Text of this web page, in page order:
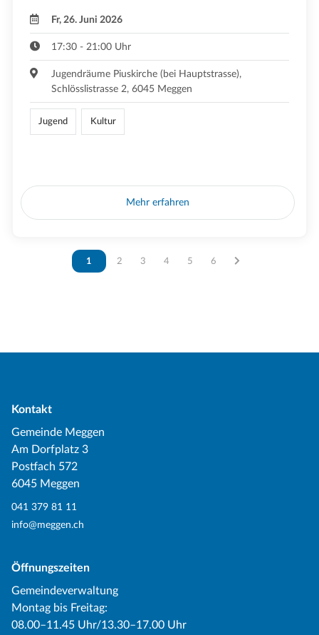
Fr, 26. Juni 2026
17:30 - 21:00 Uhr
Jugendräume Piuskirche (bei Hauptstrasse),
Schlösslistrasse 2, 6045 Meggen
Jugend Kultur
Mehr erfahren
Vous êtes sur la page
1 Vous êtes sur la page
2 Vous êtes sur la page
3 Vous êtes sur la page
4 Vous êtes sur la page
5 Vous êtes sur la page
6
Kontakt
Gemeinde Meggen
Am Dorfplatz 3
Postfach 572
6045 Meggen
041 379 81 11
info@meggen.ch
Öffnungszeiten
Gemeindeverwaltung
Montag bis Freitag:
08.00–11.45 Uhr/13.30–17.00 Uhr